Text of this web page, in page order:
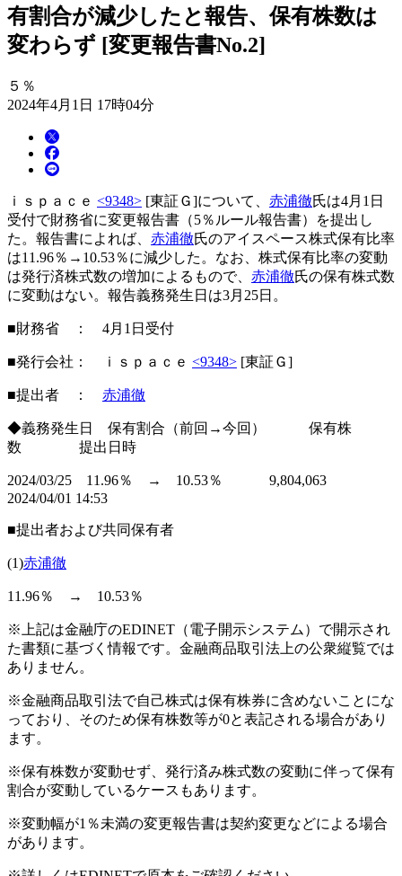
有割合が減少したと報告、保有株数は
変わらず [変更報告書No.2]
５％
2024年4月1日 17時04分
ｉｓｐａｃｅ <9348> [東証Ｇ]について、 赤浦徹氏は4月1日
受付で財務省に変更報告書（5％ルール報告書）を提出し
た。報告書によれば、 赤浦徹氏のアイスペース株式保有比率
は11.96％→10.53％に減少した。なお、株式保有比率の変動
は発行済株式数の増加によるもので、 赤浦徹氏の保有株式数
に変動はない。報告義務発生日は3月25日。
■財務省 ： 4月1日受付
■発行会社： ｉｓｐａｃｅ <9348> [東証Ｇ]
■提出者 ： 赤浦徹
◆義務発生日 保有割合（前回→今回） 保有株
数 提出日時
2024/03/25 11.96％ → 10.53％ 9,804,063
2024/04/01 14:53
■提出者および共同保有者
(1)赤浦徹
11.96％ → 10.53％
※上記は金融庁のEDINET（電子開示システム）で開示され
た書類に基づく情報です。金融商品取引法上の公衆縦覧では
ありません。
※金融商品取引法で自己株式は保有株券に含めないことにな
っており、そのため保有株数等が0と表記される場合があり
ます。
※保有株数が変動せず、発行済み株式数の変動に伴って保有
割合が変動しているケースもあります。
※変動幅が1％未満の変更報告書は契約変更などによる場合
があります。